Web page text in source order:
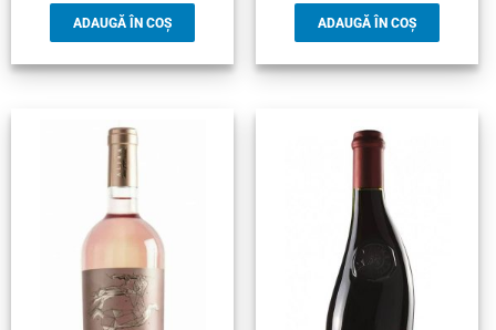
ADAUGĂ ÎN COȘ ADAUGĂ ÎN COȘ